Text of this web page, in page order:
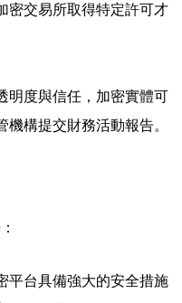
密交易所取得特定許可才
明度與信任，加密實體可
構提交財務活動報告。
平台具備強大的安全措施